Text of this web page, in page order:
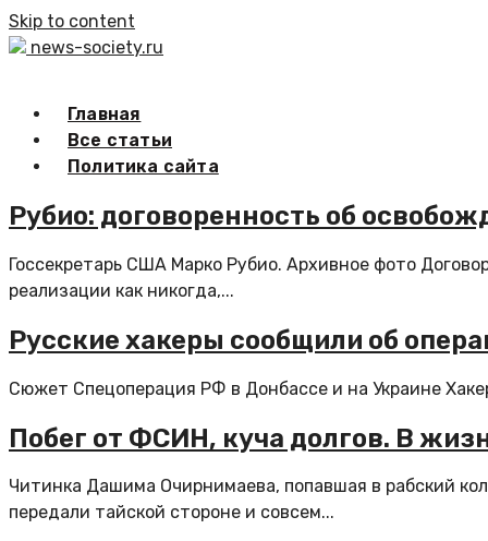
Skip to content
news-society.ru
Главная
Все статьи
Политика сайта
Рубио: договоренность об
Госсекретарь США Марко Рубио. Архивное фото
реализации как никогда,...
Русские хакеры сообщили об
Сюжет Спецоперация РФ в Донбассе и на Украине
Побег от ФСИН, куча долгов. В
Читинка Дашима Очирнимаева, попавшая в рабский
передали тайской стороне и совсем...